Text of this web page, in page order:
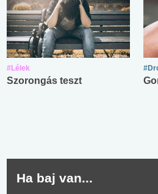
#Lélek
Szorongás teszt
Ha baj van...